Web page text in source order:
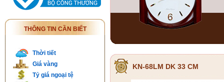
THÔNG TIN CẦN BIẾT
Thời tiết
Giá vàng
Tỷ giá ngoại tệ
KN-68LM DK 33 CM